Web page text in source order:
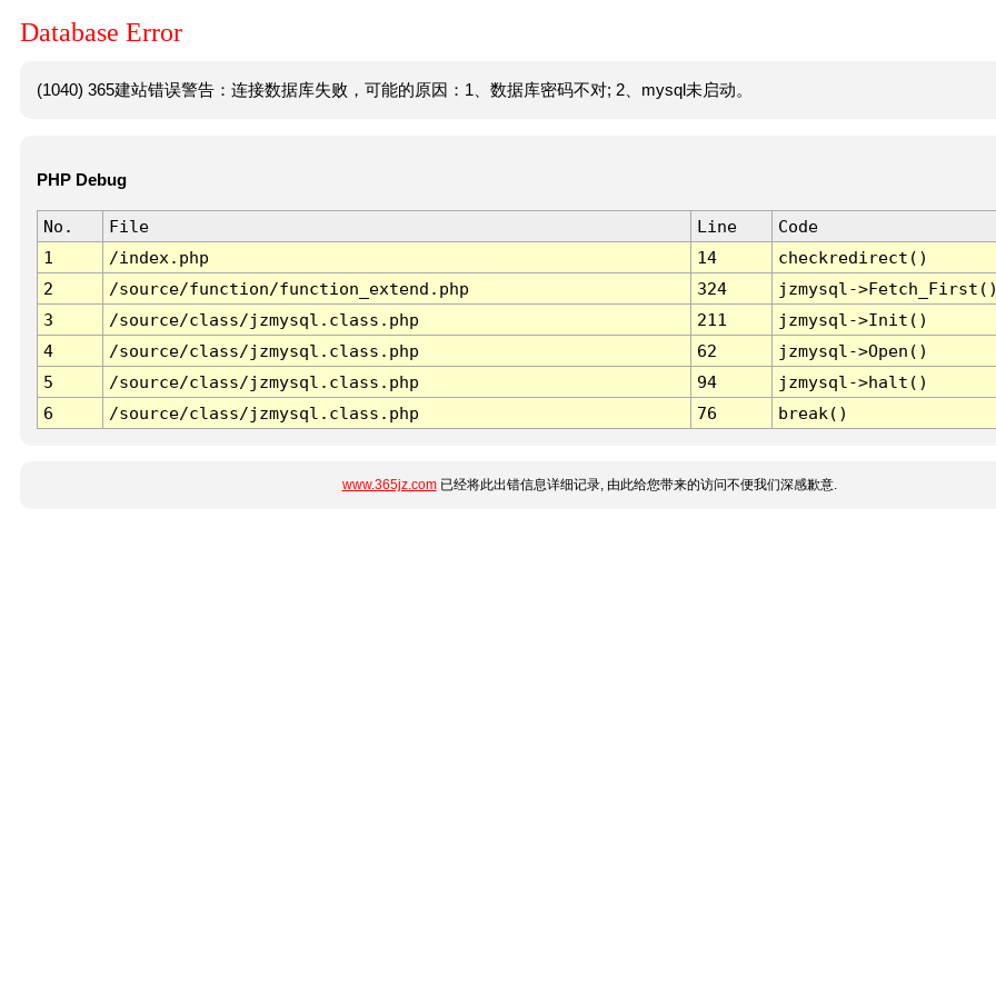
Database Error
(1040) 365建站错误警告：连接数据库失败，可能的原因：1、数据库密码不对; 2、mysql未启动。
PHP Debug
No. File Line
Code
1
/index.php 14
checkredirect()
2
/source/function/function_extend.php 324
jzmysql-
3
/source/class/jzmysql.class.php 211
jzmysql->Init()
4
/source/class/jzmysql.class.php 62
jzmysql->Open()
5
/source/class/jzmysql.class.php 94
jzmysql->halt()
6
/source/class/jzmysql.class.php 76 break()
www.365jz.com已经将此出错信息详细记录, 由此给您带来的访问不便我们深感歉意.